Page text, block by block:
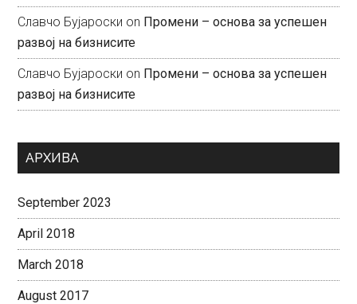
Славчо Бујароски on Промени – основа за успешен
развој на бизнисите
Славчо Бујароски on Промени – основа за успешен
развој на бизнисите
АРХИВА
September 2023
April 2018
March 2018
August 2017